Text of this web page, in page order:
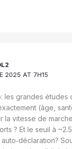
2025 AT 7H15
les grandes études
(âge,
la vitesse de
? Et le seuil à